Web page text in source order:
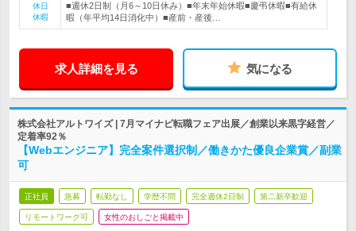
休日
休暇
■週休2日制（月6～10日休み）■年末年始休暇■慶弔休暇■有給休
暇（年平均14日消化中）■産前・産後…
求人詳細を見る 気になる
株式会社アルトワイズ | 7月マイナビ転職フェア出展／創業以来黒字経営／
定着率92％
【Webエンジニア】完全案件選択制／働きかた優良企業賞／副業
可
正社員 急募 転勤なし 学歴不問 完全週休2日制 第二新卒歓迎
リモートワーク可 女性のおしごと掲載中